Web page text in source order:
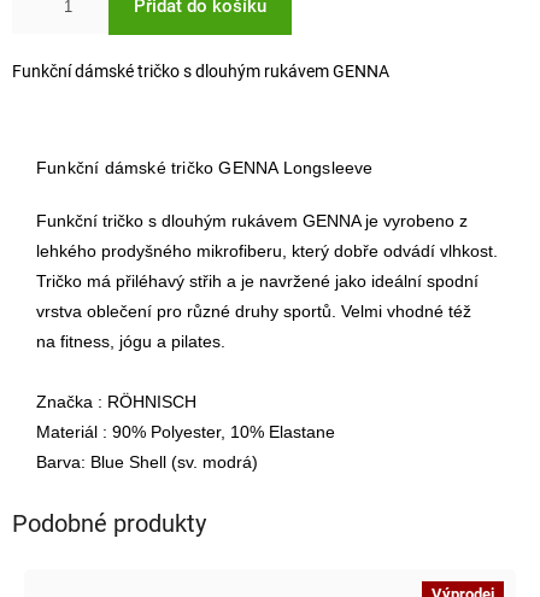
Přidat do košíku
Funkční dámské tričko s dlouhým rukávem GENNA
Funkční dámské tričko GENNA Longsleeve
Funkční tričko s dlouhým rukávem GENNA je vyrobeno z
lehkého prodyšného mikrofiberu, který dobře odvádí vlhkost.
Tričko má přiléhavý střih a je navržené jako ideální spodní
vrstva oblečení pro různé druhy sportů. Velmi vhodné též
na fitness, jógu a pilates.
Značka : RÖHNISCH
Materiál : 90% Polyester, 10% Elastane
Barva: Blue Shell (sv. modrá)
Podobné produkty